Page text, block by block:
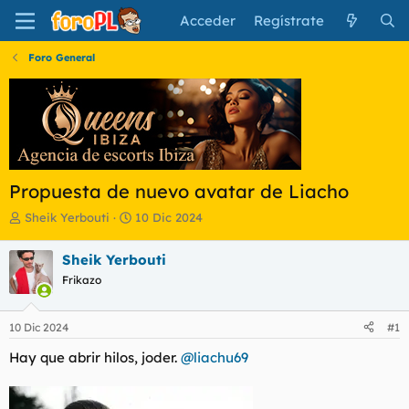
Acceder Regístrate
Foro General
Propuesta de nuevo avatar de Liacho
I
i
c
i
a
d
o
d
l
Sheik Yerbouti
F
h
e
i
10 Dic 2024
Sheik Yerbouti
Frikazo
10 Dic 2024 #1
Hay que abrir hilos, joder. @liachu69